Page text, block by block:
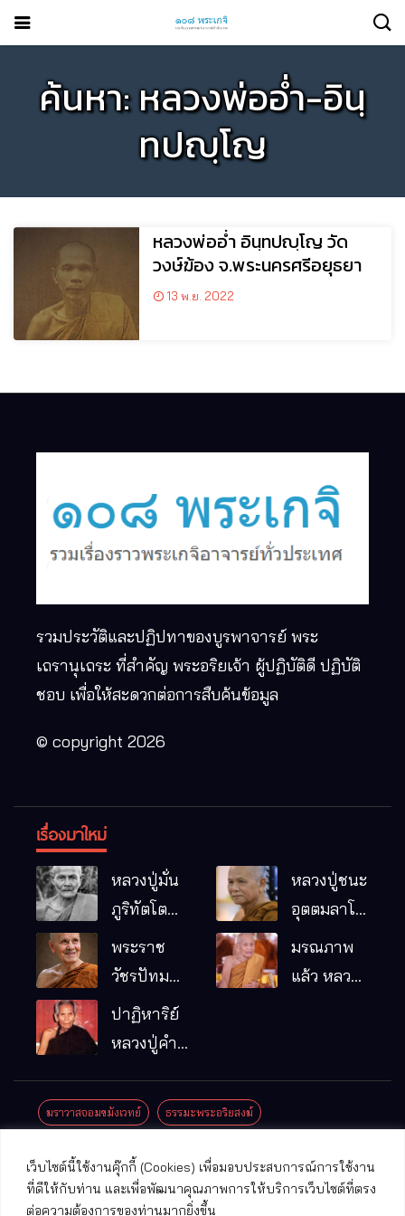
เว็บไซต์นี้ใช้งานคุ๊กกี้ (Cookies) เพื่อมอบประสบการณ์การใช้งาน
ที่ดีให้กับท่าน และเพื่อพัฒนาคุณภาพการให้บริการเว็บไซต์ที่ตรง
ต่อความต้องการของท่านมากยิ่งขึ้น
ค้นหา: หลวงพ่ออ่ำ-อินฺ
ทปญฺโญ
หลวงพ่ออ่ำ อินฺทปญฺโญ วัด
วงษ์ฆ้อง จ.พระนครศรีอยุธยา
13 พ.ย. 2022
รวมประวัติและปฏิปทาของบูรพาจารย์ พระ
เถรานุเถระ ที่สำคัญ พระอริยเจ้า ผู้ปฏิบัติดี ปฏิบัติ
ชอบ เพื่อให้สะดวกต่อการสืบค้นข้อมูล
© copyright 2026
เรื่องมาใหม่
หลวงปู่มั่น
ภูริทัตโต
พระอริยเจ้า
ผู้เป็นบิดา
รมฐาน
หลวงปู่ชนะ
อุตตมลาโภ
หมากอื๋อ
พระราช
วัชรปัทม
คุณ (หลวง
ปู่บัวเกตุ
แล้ว วัดป่า
อ.แม่ริม
จ.เชียงใหม่
มรณภาพ
แล้ว หลวง
ปาฏิหาริย์
หลวงปู่คำ
มณี
ฆราวาสจอมขมังเวทย์ ธรรมะพระอริยสงฆ์
ปาฏิหาริย์พระเครื่อง